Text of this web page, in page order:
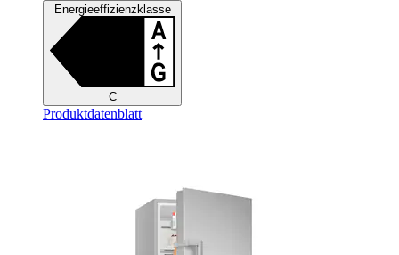
Energieeffizienzklasse
C
Produktdatenblatt